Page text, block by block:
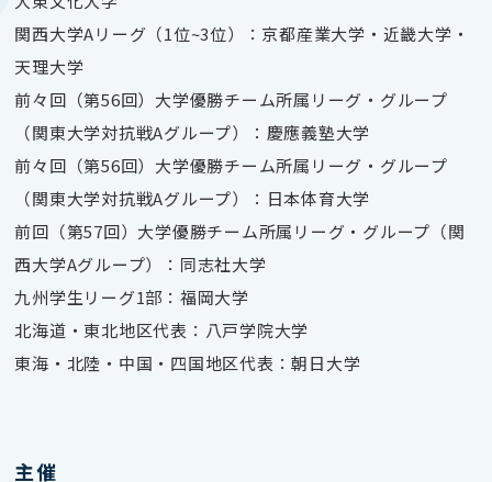
関西大学Aリーグ（1位~3位）：京都産業大学・近畿大学・
天理大学
前々回（第56回）大学優勝チーム所属リーグ・グループ
（関東大学対抗戦Aグループ）：慶應義塾大学
前々回（第56回）大学優勝チーム所属リーグ・グループ
（関東大学対抗戦Aグループ）：日本体育大学
前回（第57回）大学優勝チーム所属リーグ・グループ（関
西大学Aグループ）：同志社大学
九州学生リーグ1部：福岡大学
北海道・東北地区代表：八戸学院大学
東海・北陸・中国・四国地区代表：朝日大学
主催